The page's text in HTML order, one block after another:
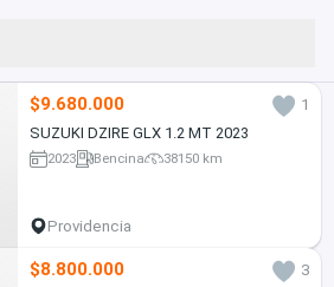
$9.680.000
1
SUZUKI DZIRE GLX 1.2 MT 2023
2023 Bencina 38150 km
Providencia
$8.800.000
3